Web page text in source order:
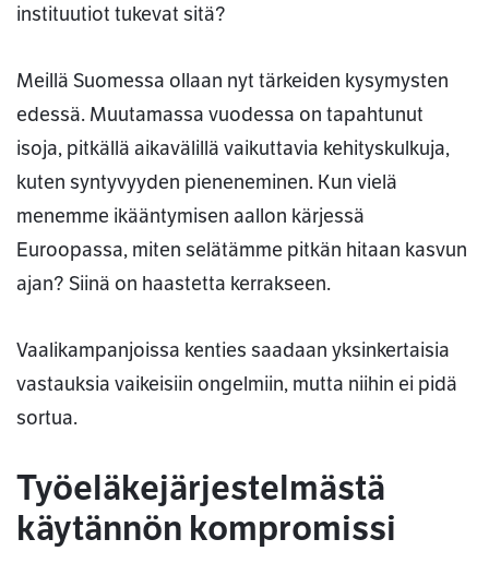
instituutiot tukevat sitä?
Meillä Suomessa ollaan nyt tärkeiden kysymysten
edessä. Muutamassa vuodessa on tapahtunut
isoja, pitkällä aikavälillä vaikuttavia kehityskulkuja,
kuten syntyvyyden pieneneminen. Kun vielä
menemme ikääntymisen aallon kärjessä
Euroopassa, miten selätämme pitkän hitaan kasvun
ajan? Siinä on haastetta kerrakseen.
Vaalikampanjoissa kenties saadaan yksinkertaisia
vastauksia vaikeisiin ongelmiin, mutta niihin ei pidä
sortua.
Työeläkejärjestelmästä
käytännön kompromissi